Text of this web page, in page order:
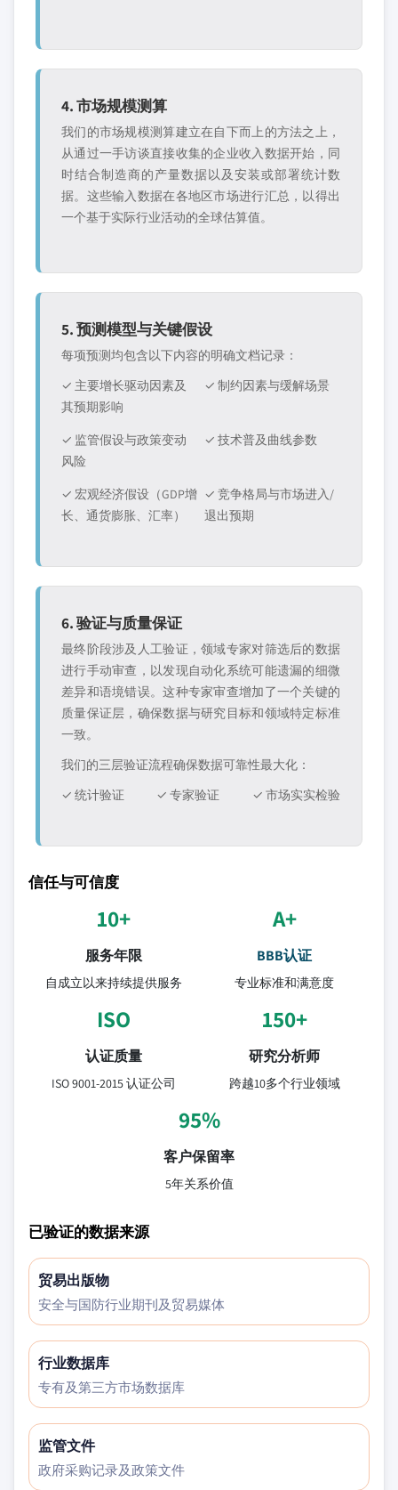
4. 市场规模测算
我们的市场规模测算建立在自下而上的方法之上，
从通过一手访谈直接收集的企业收入数据开始，同
时结合制造商的产量数据以及安装或部署统计数
据。这些输入数据在各地区市场进行汇总，以得出
一个基于实际行业活动的全球估算值。
5. 预测模型与关键假设
每项预测均包含以下内容的明确文档记录：
✓ 主要增长驱动因素及
其预期影响
✓ 制约因素与缓解场景
✓ 监管假设与政策变动
风险
✓ 技术普及曲线参数
✓ 宏观经济假设（GDP增
长、通货膨胀、汇率）
✓ 竞争格局与市场进入/
退出预期
6. 验证与质量保证
最终阶段涉及人工验证，领域专家对筛选后的数据
进行手动审查，以发现自动化系统可能遗漏的细微
差异和语境错误。这种专家审查增加了一个关键的
质量保证层，确保数据与研究目标和领域特定标准
一致。
我们的三层验证流程确保数据可靠性最大化：
✓ 统计验证
✓ 专家验证 ✓ 市场实实检验
信任与可信度
10+
服务年限
自成立以来持续提供服务
A+
BBB认证
专业标准和满意度
ISO
认证质量
ISO 9001-2015 认证公司
150+
研究分析师
跨越10多个行业领域
95%
客户保留率
5年关系价值
已验证的数据来源
贸易出版物
安全与国防行业期刊及贸易媒体
行业数据库
专有及第三方市场数据库
监管文件
政府采购记录及政策文件